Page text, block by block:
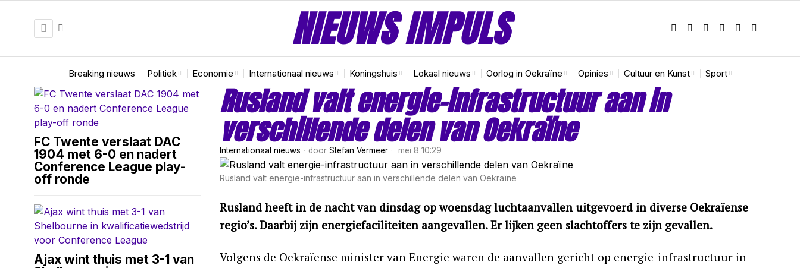
NIEUWS IMPULS
Breaking nieuws Politiek Economie Internationaal nieuws Koningshuis Lokaal nieuws Oorlog in Oekraïne Opinies Cultuur en Kunst Sport
Rusland valt energie-infrastructuur aan in
verschillende delen van Oekraïne
Internationaal nieuws door Stefan Vermeer mei 8 10:29
Rusland valt energie-infrastructuur aan in verschillende delen van Oekraïne
Rusland heeft in de nacht van dinsdag op woensdag luchtaanvallen uitgevoerd in diverse Oekraïense
regio’s. Daarbij zijn energiefaciliteiten aangevallen. Er lijken geen slachtoffers te zijn gevallen.
Volgens de Oekraïense minister van Energie waren de aanvallen gericht op energie-infrastructuur in
FC Twente verslaat DAC
1904 met 6-0 en nadert
Conference League play-
off ronde
Ajax wint thuis met 3-1 van